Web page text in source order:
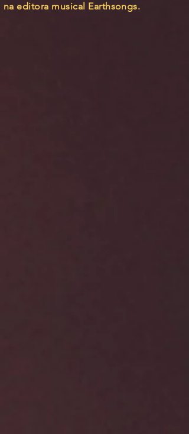
na editora musical Earthsongs.